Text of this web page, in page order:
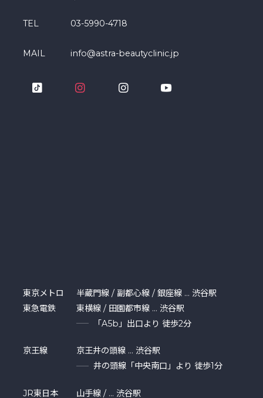
TEL 03-5990-4718
MAIL info@astra-beautyclinic.jp
東京メトロ
東急電鉄
半蔵門線 / 副都心線 / 銀座線 … 渋谷駅
東横線 / 田園都市線 … 渋谷駅
「A5b」出口より 徒歩2分
京王線
京王井の頭線 … 渋谷駅
井の頭線「中央南口」より 徒歩1分
JR東日本 山手線 / … 渋谷駅